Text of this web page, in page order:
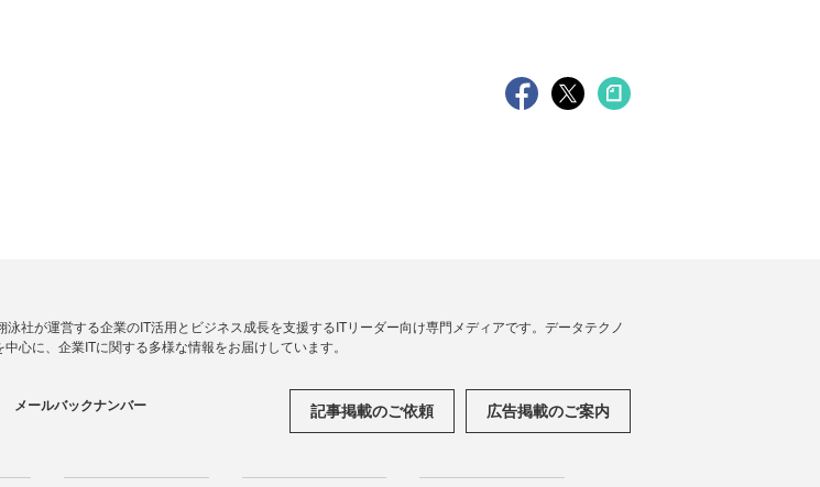
社が運営する企業のIT活用とビジネス成長を支援するITリーダー向け専門メディアです。データテクノ
心に、企業ITに関する多様な情報をお届けしています。
メールバックナンバー 記事掲載のご依頼 広告掲載のご案内